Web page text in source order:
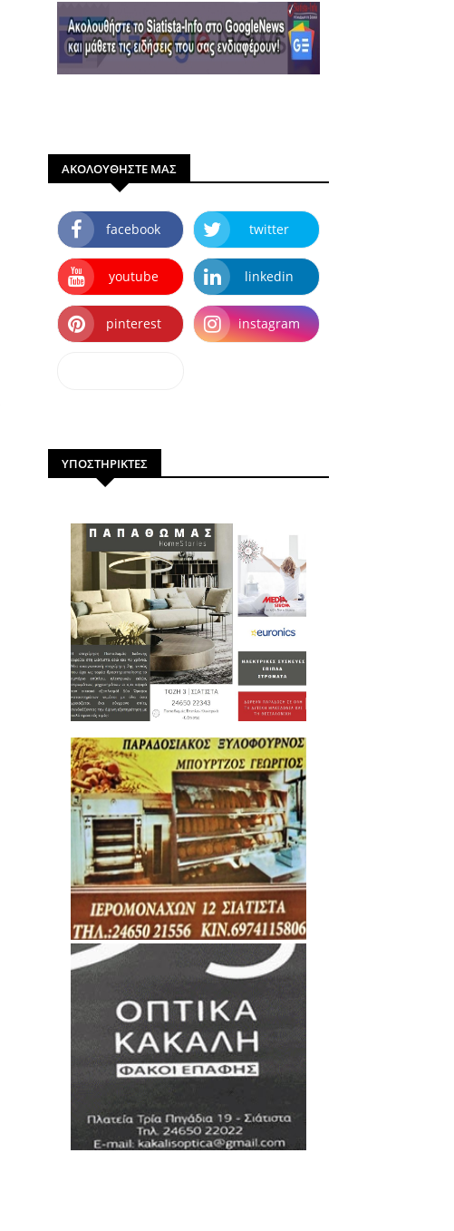
ΑΚΟΛΟΥΘΗΣΤΕ ΜΑΣ
facebook twitter
youtube linkedin
pinterest instagram
ΥΠΟΣΤΗΡΙΚΤΕΣ